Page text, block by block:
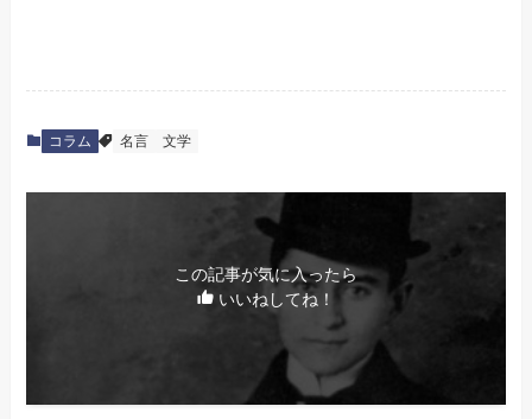
コラム 名言 文学
この記事が気に入ったら
いいねしてね！